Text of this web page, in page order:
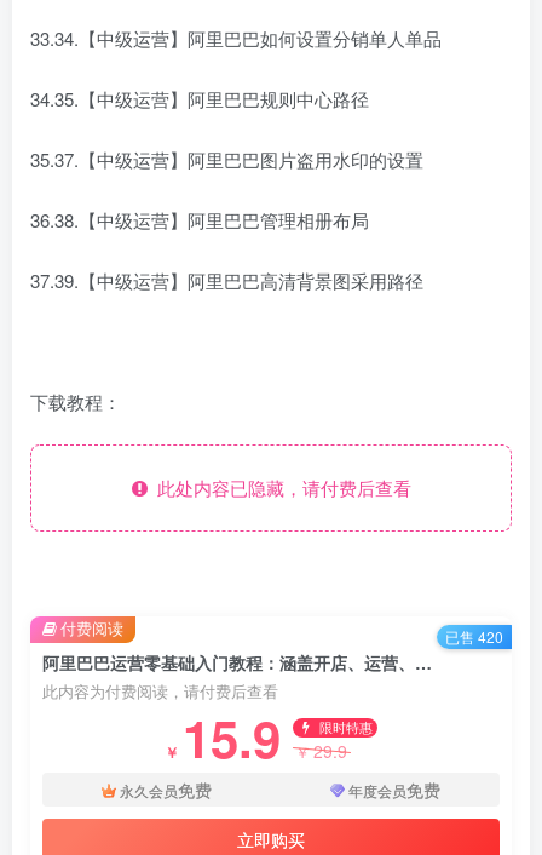
33.34.【中级运营】阿里巴巴如何设置分销单人单品
34.35.【中级运营】阿里巴巴规则中心路径
35.37.【中级运营】阿里巴巴图片盗用水印的设置
36.38.【中级运营】阿里巴巴管理相册布局
37.39.【中级运营】阿里巴巴高清背景图采用路径
下载教程：
此处内容已隐藏，请付费后查看
阿里巴巴运营零基础入门教程：涵盖开店、运营、推广
此内容为付费阅读，请付费后查看
￥ 15.9 限时特惠
￥29.9
永久会员免费 年度会员免费
立即购买
付费阅读 已售 420